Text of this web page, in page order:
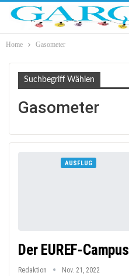
Home Gasometer
Suchbegriff Wählen
Gasometer
AUSFLUG
Der EUREF-Campus
Redaktion Nov. 21, 2022